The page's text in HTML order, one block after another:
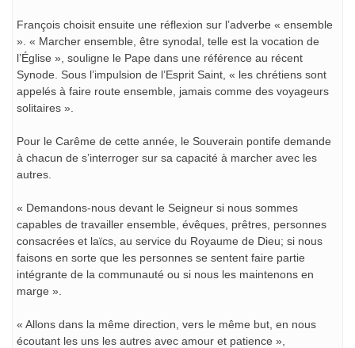
François choisit ensuite une réflexion sur l’adverbe « ensemble
». « Marcher ensemble, être synodal, telle est la vocation de
l’Église », souligne le Pape dans une référence au récent
Synode. Sous l’impulsion de l’Esprit Saint, « les chrétiens sont
appelés à faire route ensemble, jamais comme des voyageurs
solitaires ».
Pour le Carême de cette année, le Souverain pontife demande
à chacun de s’interroger sur sa capacité à marcher avec les
autres.
« Demandons-nous devant le Seigneur si nous sommes
capables de travailler ensemble, évêques, prêtres, personnes
consacrées et laïcs, au service du Royaume de Dieu; si nous
faisons en sorte que les personnes se sentent faire partie
intégrante de la communauté ou si nous les maintenons en
marge ».
« Allons dans la même direction, vers le même but, en nous
écoutant les uns les autres avec amour et patience »,